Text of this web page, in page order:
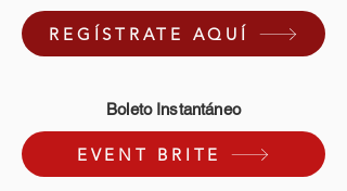
REGÍSTRATE AQUÍ
Boleto Instantáneo
EVENT BRITE